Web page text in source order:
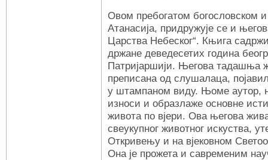
Овом пребогатом богословском
Атанасија, придружује се и
Царства Небеског“. Књига
држане деведесетих година
Патријаршији. Његова тадашња
преписана од слушалаца,
у штампаном виду. Њоме аутор,
износи и образлаже основне
живота по вјери. Ова његова
свеукупног животног искуства,
Откривењу и на вјековном
Она је прожета и савременим